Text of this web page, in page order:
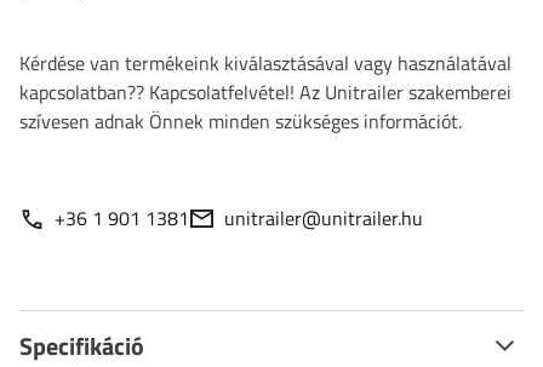
Kérdése van termékeink kiválasztásával vagy használatával
kapcsolatban?? Kapcsolatfelvétel! Az Unitrailer szakemberei
szívesen adnak Önnek minden szükséges információt.
+36 1 901 1381 unitrailer@unitrailer.hu
Specifikáció